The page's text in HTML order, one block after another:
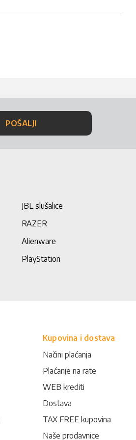
POŠALJI
JBL slušalice
RAZER
Alienware
PlayStation
Kupovina i dostava
Načini plaćanja
Plaćanje na rate
WEB krediti
Dostava
TAX FREE kupovina
Naše prodavnice